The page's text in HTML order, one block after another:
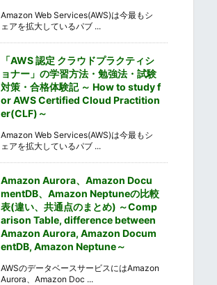
Amazon Web Services(AWS)は今最もシ
ェアを拡大しているパブ ...
「AWS 認定 クラウドプラクティシ
ョナー」の学習方法・勉強法・試験
対策・合格体験記 ～ How to study f
or AWS Certified Cloud Practition
er(CLF)～
Amazon Web Services(AWS)は今最もシ
ェアを拡大しているパブ ...
Amazon Aurora、Amazon Docu
mentDB、Amazon Neptuneの比較
表(違い、共通点のまとめ) ～Comp
arison Table, difference between
Amazon Aurora, Amazon Docum
entDB, Amazon Neptune～
AWSのデータベースサービスにはAmazon
Aurora、Amazon Doc ...